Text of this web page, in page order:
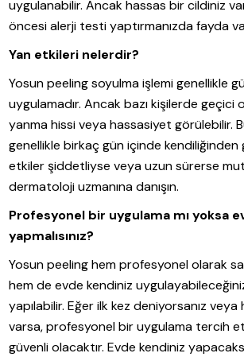
uygulanabilir. Ancak hassas bir cildiniz
öncesi alerji testi yaptırmanızda fayda
Yan etkileri nelerdir?
Yosun peeling soyulma işlemi genellikle
uygulamadır. Ancak bazı kişilerde geçici
yanma hissi veya hassasiyet görülebilir.
genellikle birkaç gün içinde kendiliğinden
etkiler şiddetliyse veya uzun sürerse
dermatoloji uzmanına danışın.
Profesyonel bir uygulama mı yoksa
yapmalısınız?
Yosun peeling hem profesyonel olarak
hem de evde kendiniz
yapılabilir. Eğer ilk kez deniyorsanız
varsa, profesyonel bir uygulama tercih
güvenli olacaktır. Evde kendiniz